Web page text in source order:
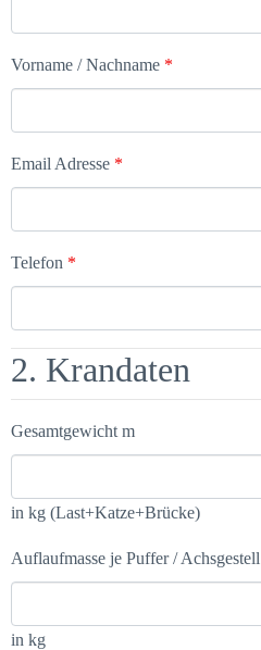
Vorname / Nachname *
Email Adresse *
Telefon *
2. Krandaten
Gesamtgewicht m
in kg (Last+Katze+Brücke)
Auflaufmasse je Puffer / Achsgestell
in kg